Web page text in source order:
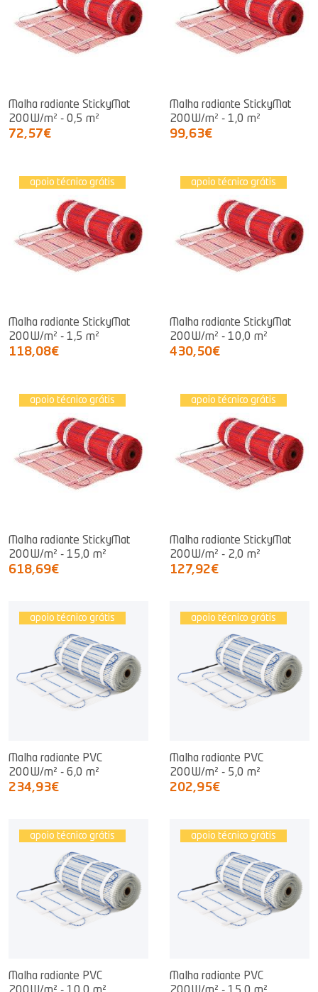
Malha radiante StickyMat
200W/m² - 0,5 m²
72,57€
Malha radiante StickyMat
200W/m² - 1,0 m²
99,63€
apoio técnico grátis
Malha radiante StickyMat
200W/m² - 1,5 m²
118,08€
apoio técnico grátis
Malha radiante StickyMat
200W/m² - 10,0 m²
430,50€
apoio técnico grátis
Malha radiante StickyMat
200W/m² - 15,0 m²
618,69€
apoio técnico grátis
Malha radiante StickyMat
200W/m² - 2,0 m²
127,92€
apoio técnico grátis
Malha radiante PVC
200W/m² - 6,0 m²
234,93€
apoio técnico grátis
Malha radiante PVC
200W/m² - 5,0 m²
202,95€
apoio técnico grátis
Malha radiante PVC
apoio técnico grátis
Malha radiante PVC